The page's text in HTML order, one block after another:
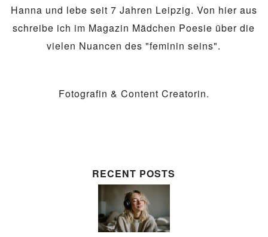
Hanna und lebe seit 7 Jahren Leipzig. Von hier aus
schreibe ich im Magazin Mädchen Poesie über die
vielen Nuancen des "feminin seins".
Fotografin & Content Creatorin.
RECENT POSTS